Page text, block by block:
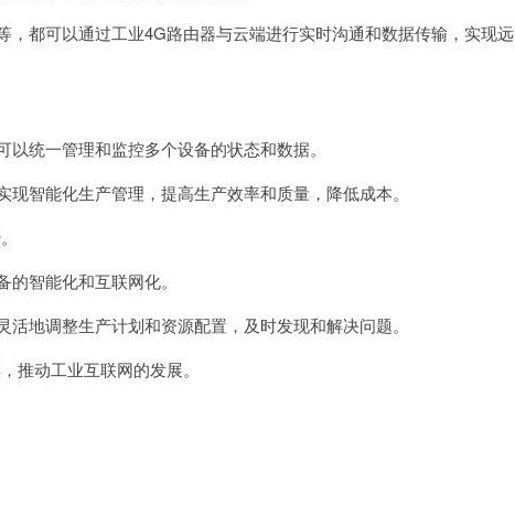
路
由
都可以通过工业4G路由器与云端进行实时沟通和数据传输，实现远
统一管理和监控多个设备的状态和数据。
智能化生产管理，提高生产效率和质量，降低成本。
智能化和互联网化。
地调整生产计划和资源配置，及时发现和解决问题。
动工业互联网的发展。